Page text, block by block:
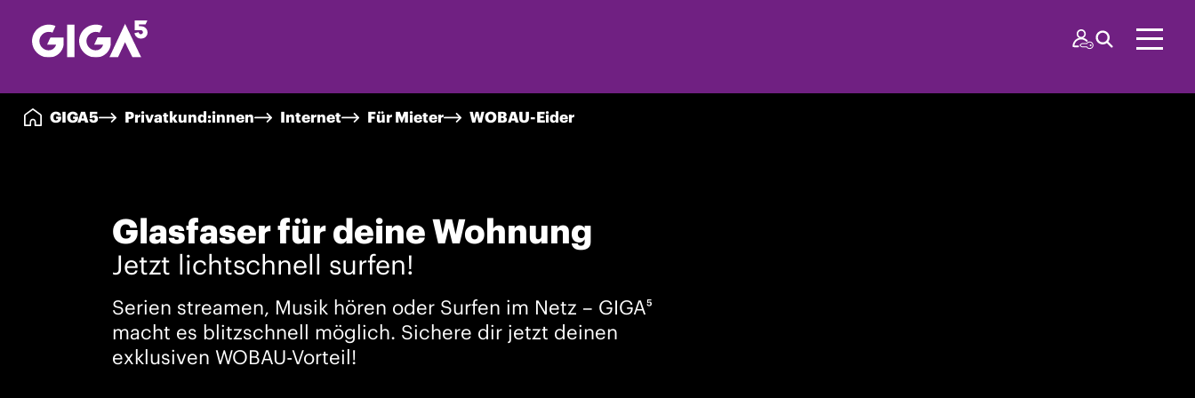
GIGA5 Privatkund:innen Internet Für Mieter WOBAU-Eider
Glasfaser für deine Wohnung
Jetzt lichtschnell surfen!
Serien streamen, Musik hören oder Surfen im Netz – GIGA⁵
macht es blitzschnell möglich. Sichere dir jetzt deinen
exklusiven WOBAU-Vorteil!